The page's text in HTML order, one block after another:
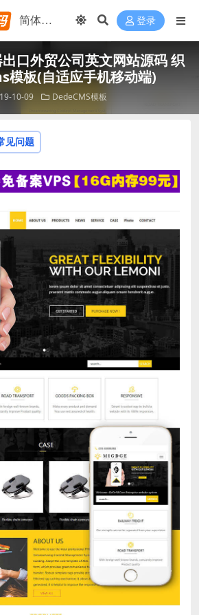
登录
口外贸公司英文网站源码 织
模板(自适应手机移动端)
10-09 DedeCMS模板
见问题